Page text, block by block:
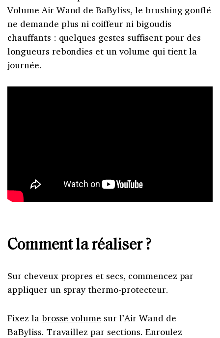
Volume Air Wand de BaByliss, le brushing gonflé
ne demande plus ni coiffeur ni bigoudis
chauffants : quelques gestes suffisent pour des
longueurs rebondies et un volume qui tient la
journée.
Comment la réaliser ?
Sur cheveux propres et secs, commencez par
appliquer un spray thermo-protecteur.
Fixez la brosse volume sur l’Air Wand de
BaByliss. Travaillez par sections. Enroulez